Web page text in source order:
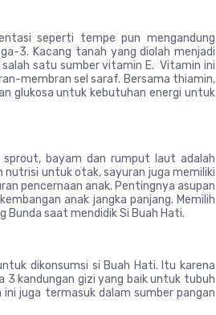
seperti tempe pun mengandung
3. Kacang tanah yang diolah menjadi
satu sumber vitamin E. Vitamin ini
membran sel saraf. Bersama thiamin,
glukosa untuk kebutuhan energi untuk
sprout, bayam dan rumput laut adalah
untuk otak, sayuran juga memiliki
pencernaan anak. Pentingnya asupan
anak jangka panjang. Memilih
Bunda saat mendidik Si Buah Hati.
dikonsumsi si Buah Hati. Itu karena
kandungan gizi yang baik untuk tubuh
ini juga termasuk dalam sumber pangan